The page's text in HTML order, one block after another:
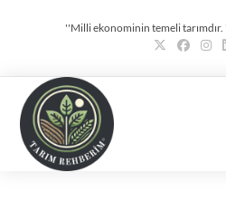
''Milli ekonominin temeli